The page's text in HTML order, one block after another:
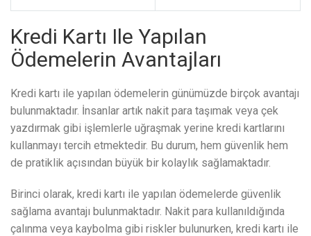
Kredi Kartı Ile Yapılan
Ödemelerin Avantajları
Kredi kartı ile yapılan ödemelerin günümüzde birçok avantajı
bulunmaktadır. İnsanlar artık nakit para taşımak veya çek
yazdırmak gibi işlemlerle uğraşmak yerine kredi kartlarını
kullanmayı tercih etmektedir. Bu durum, hem güvenlik hem
de pratiklik açısından büyük bir kolaylık sağlamaktadır.
Birinci olarak, kredi kartı ile yapılan ödemelerde güvenlik
sağlama avantajı bulunmaktadır. Nakit para kullanıldığında
çalınma veya kaybolma gibi riskler bulunurken, kredi kartı ile